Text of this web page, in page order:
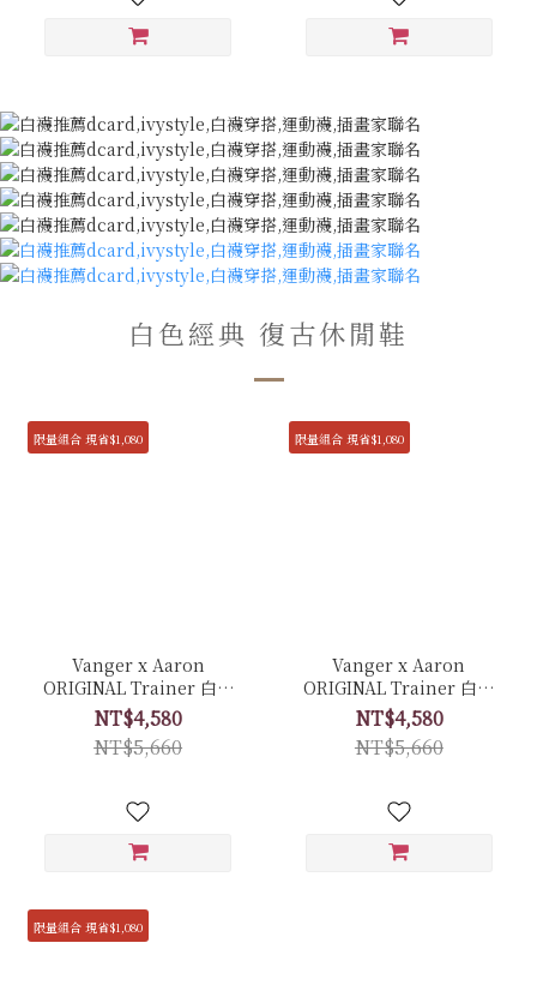
白色經典 復古休閒鞋
限量組合 現省$1,080
Vanger x Aaron
ORIGINAL Trainer 白色
經典復古休閒鞋 聯名限量
套組 - Ca007皚白色(膠底)
NT$4,580
NT$5,660
限量組合 現省$1,080
Vanger x Aaron
ORIGINAL Trainer 白色
經典復古休閒鞋 聯名限量
套組 - Ca006卵石白(牛皮
拼接反毛皮)
NT$4,580
NT$5,660
限量組合 現省$1,080